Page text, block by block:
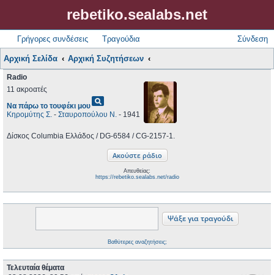
rebetiko.sealabs.net
Γρήγορες συνδέσεις Τραγούδια Σύνδεση
Αρχική Σελίδα Αρχική Συζητήσεων
Radio
11 ακροατές
Να πάρω το τουφέκι μουpageview
Κηρομύτης Σ. - Σταυροπούλου Ν. - 1941
Δίσκος Columbia Ελλάδος / DG-6584 / CG-2157-1.
Απευθείας:
https://rebetiko.sealabs.net/radio
Βαθύτερες αναζητήσεις;
Τελευταία θέματα